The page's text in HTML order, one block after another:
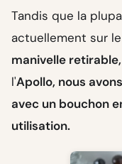
Tandis que la
actuellement sur
manivelle
l'Apollo, nous
avec un bouchon
utilisation.